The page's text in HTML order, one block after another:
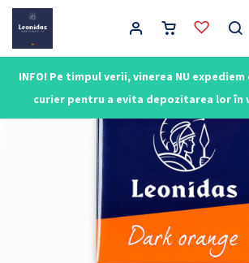
INFO! Pe timpul verii, vinerea NU
curier pentru a evita depozitarea lor în
Main Navigation